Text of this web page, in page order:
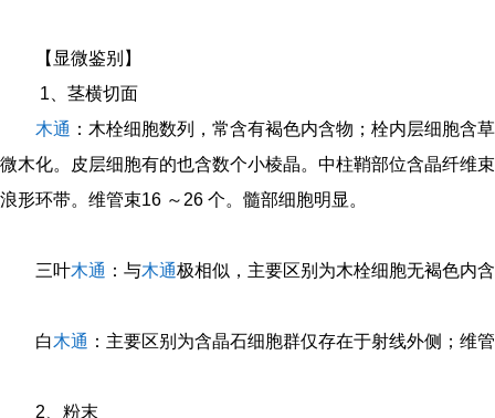
【显微鉴别】
1、茎横切面
木通 ：木栓细胞数列，常含有褐色内含物；栓内层细胞含
微木化。皮层细胞有的也含数个小棱晶。中柱鞘部位含晶纤维
浪形环带。维管束16 ～26 个。髓部细胞明显。
三叶木通 ：与木通极相似，主要区别为木栓细胞无褐色内
白木通 ：主要区别为含晶石细胞群仅存在于射线外侧；维
2、粉末